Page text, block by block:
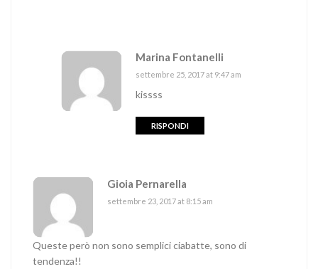
Marina Fontanelli
settembre 25, 2017 at 9:47 am
kissss
RISPONDI
Gioia Pernarella
settembre 23, 2017 at 8:15 am
Queste però non sono semplici ciabatte, sono di
tendenza!!